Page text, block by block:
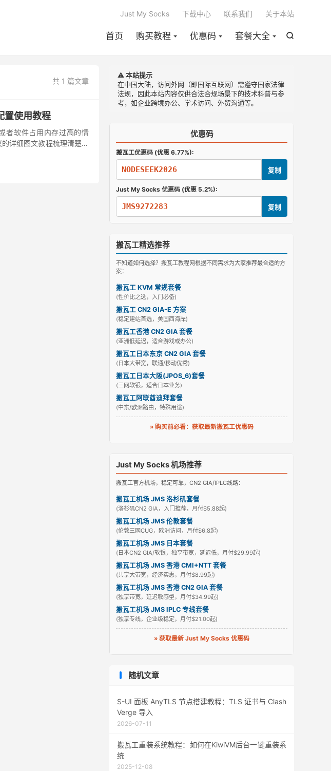

首页 购买教程 优惠码 套餐大全
Just My Socks 下载中心 联系我们 关于本站
共 1 篇文章
置使用教程
者软件占用内存过高的情
详细图文教程梳理清楚，
⚠️ 本站提示
在中国大陆，访问外网（即国际互联网）需遵守国家法律
法规，因此本站内容仅供合法合规场景下的技术科普与参
考，如企业跨境办公、学术访问、外贸沟通等。
优惠码
搬瓦工优惠码 (优惠 6.77%):
NODESEEK2026 复制
Just My Socks 优惠码 (优惠 5.2%):
JMS9272283 复制
搬瓦工精选推荐
不知道如何选择？搬瓦工教程网根据不同需求为大家推荐最合适的方
案：
搬瓦工 KVM 常规套餐
(性价比之选，入门必备)
搬瓦工 CN2 GIA-E 方案
(稳定建站首选，美国西海岸)
搬瓦工香港 CN2 GIA 套餐
(亚洲低延迟，适合游戏或办公)
搬瓦工日本东京 CN2 GIA 套餐
(日本大带宽，联通/移动优秀)
搬瓦工日本大阪(JPOS_6)套餐
(三网软银，适合日本业务)
搬瓦工阿联酋迪拜套餐
(中东/欧洲路由，特殊用途)
» 购买前必看：获取最新搬瓦工优惠码
Just My Socks 机场推荐
搬瓦工官方机场，稳定可靠，CN2 GIA/IPLC线路：
搬瓦工机场 JMS 洛杉矶套餐
(洛杉矶CN2 GIA，入门推荐，月付$5.88起)
搬瓦工机场 JMS 伦敦套餐
(伦敦三网CUG，欧洲访问，月付$6.8起)
搬瓦工机场 JMS 日本套餐
(日本CN2 GIA/软银，独享带宽，延迟低，月付$29.99起)
搬瓦工机场 JMS 香港 CMI+NTT 套餐
(共享大带宽，经济实惠，月付$8.99起)
搬瓦工机场 JMS 香港 CN2 GIA 套餐
(独享带宽，延迟敏感型，月付$34.99起)
搬瓦工机场 JMS IPLC 专线套餐
(独享专线，企业级稳定，月付$21.00起)
» 获取最新 Just My Socks 优惠码
随机文章
S-UI 面板 AnyTLS 节点搭建教程：TLS 证书与 Clash
Verge 导入
2026-07-11
搬瓦工重装系统教程：如何在KiwiVM后台一键重装系
统
2025-12-08